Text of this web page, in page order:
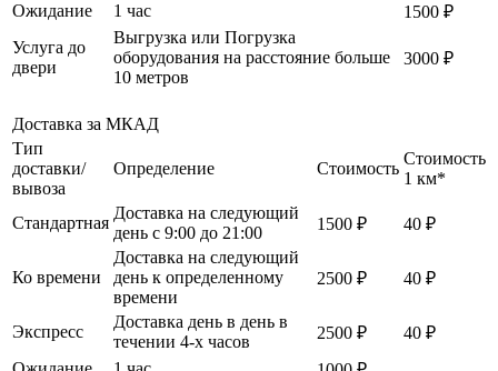
Ожидание
1 час
1500 ₽
Услуга до
двери
Выгрузка или Погрузка
оборудования на расстояние больше
10 метров
3000 ₽
Доставка за МКАД
Тип
доставки/
вывоза
Определение Стоимость
Стоимость
1 км*
Стандартная
Доставка на следующий
день с 9:00 до 21:00
1500 ₽ 40 ₽
Ко времени
Доставка на следующий
день к определенному
времени
2500 ₽ 40 ₽
Экспресс
Доставка день в день в
течении 4-х часов
2500 ₽
40 ₽